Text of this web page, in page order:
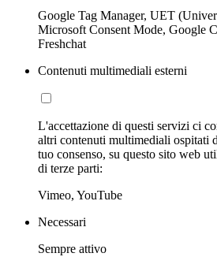
Google Tag Manager, UET
Microsoft Consent Mode, Google
Freshchat
Contenuti multimediali esterni
L'accettazione di questi servizi ci
altri contenuti multimediali ospitati
tuo consenso, su questo sito web
di terze parti:
Vimeo, YouTube
Necessari
Sempre attivo